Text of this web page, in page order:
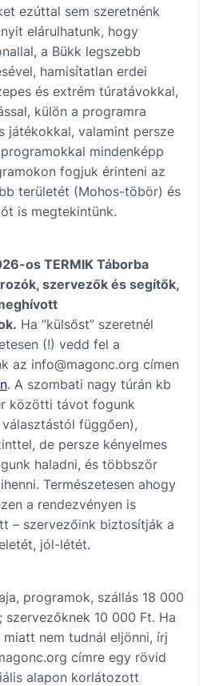
ezúttal sem szeretnénk
elárulhatunk, hogy
a Bükk legszebb
hamisítatlan erdei
és extrém túratávokkal,
külön a programra
játékokkal, valamint persze
mindenképp
fogjuk érinteni az
területét (Mohos-töbör) és
is megtekintünk.
os TERMIK Táborba
szervezők és segítők,
Ha “külsőst” szeretnél
(!) vedd fel a
az info@magonc.org címen
. A szombati nagy túrán kb
közötti távot fogunk
függően),
de persze kényelmes
haladni, és többször
Természetesen ahogy
a rendezvényen is
– szervezőink biztosítják a
jól-létét.
programok, szállás 18 000
10 000 Ft. Ha
nem tudnál eljönni, írj
címre egy rövid
alapon korlátozott